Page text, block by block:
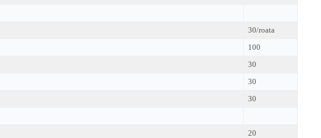
30/roata
100
30
30
30
20